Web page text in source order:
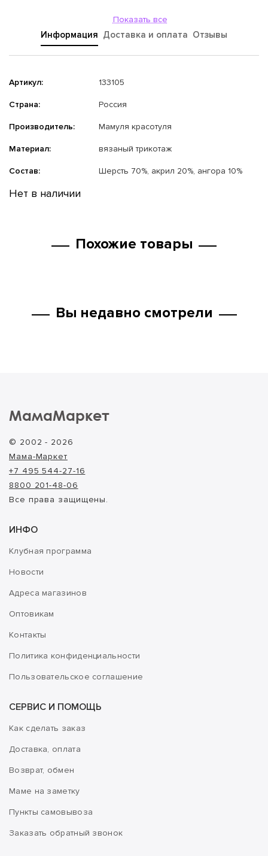
Показать все
Информация Доставка и оплата Отзывы
Артикул: 133105
Страна: Россия
Производитель: Мамуля красотуля
Материал: вязаный трикотаж
Состав: Шерсть 70%, акрил 20%, ангора 10%
Нет в наличии
Похожие товары
Вы недавно смотрели
МамаМаркет
© 2002 - 2026
Мама-Маркет
+7 495 544-27-16
8800 201-48-06
Все права защищены.
ИНФО
Клубная программа
Новости
Адреса магазинов
Оптовикам
Контакты
Политика конфиденциальности
Пользовательское соглашение
СЕРВИС И ПОМОЩЬ
Как сделать заказ
Доставка, оплата
Возврат, обмен
Маме на заметку
Пункты самовывоза
Заказать обратный звонок